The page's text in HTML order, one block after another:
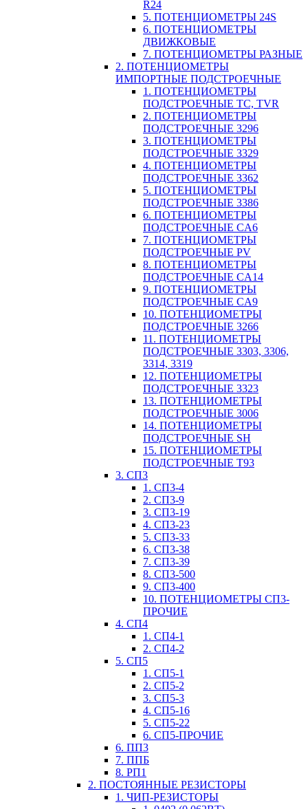
R24
5. ПОТЕНЦИОМЕТРЫ 24S
6. ПОТЕНЦИОМЕТРЫ
ДВИЖКОВЫЕ
7. ПОТЕНЦИОМЕТРЫ РАЗНЫЕ
2. ПОТЕНЦИОМЕТРЫ
ИМПОРТНЫЕ ПОДСТРОЕЧНЫЕ
1. ПОТЕНЦИОМЕТРЫ
ПОДСТРОЕЧНЫЕ TC, TVR
2. ПОТЕНЦИОМЕТРЫ
ПОДСТРОЕЧНЫЕ 3296
3. ПОТЕНЦИОМЕТРЫ
ПОДСТРОЕЧНЫЕ 3329
4. ПОТЕНЦИОМЕТРЫ
ПОДСТРОЕЧНЫЕ 3362
5. ПОТЕНЦИОМЕТРЫ
ПОДСТРОЕЧНЫЕ 3386
6. ПОТЕНЦИОМЕТРЫ
ПОДСТРОЕЧНЫЕ CA6
7. ПОТЕНЦИОМЕТРЫ
ПОДСТРОЕЧНЫЕ PV
8. ПОТЕНЦИОМЕТРЫ
ПОДСТРОЕЧНЫЕ CA14
9. ПОТЕНЦИОМЕТРЫ
ПОДСТРОЕЧНЫЕ CA9
10. ПОТЕНЦИОМЕТРЫ
ПОДСТРОЕЧНЫЕ 3266
11. ПОТЕНЦИОМЕТРЫ
ПОДСТРОЕЧНЫЕ 3303, 3306,
3314, 3319
12. ПОТЕНЦИОМЕТРЫ
ПОДСТРОЕЧНЫЕ 3323
13. ПОТЕНЦИОМЕТРЫ
ПОДСТРОЕЧНЫЕ 3006
14. ПОТЕНЦИОМЕТРЫ
ПОДСТРОЕЧНЫЕ SH
15. ПОТЕНЦИОМЕТРЫ
ПОДСТРОЕЧНЫЕ Т93
3. СП3
1. СП3-4
2. СП3-9
3. СП3-19
4. СП3-23
5. СП3-33
6. СП3-38
7. СП3-39
8. СП3-500
9. СП3-400
10. ПОТЕНЦИОМЕТРЫ СП3-
ПРОЧИЕ
4. СП4
1. СП4-1
2. СП4-2
5. СП5
1. СП5-1
2. СП5-2
3. СП5-3
4. СП5-16
5. СП5-22
6. СП5-ПРОЧИЕ
6. ПП3
7. ППБ
8. РП1
2. ПОСТОЯННЫЕ РЕЗИСТОРЫ
1. ЧИП-РЕЗИСТОРЫ